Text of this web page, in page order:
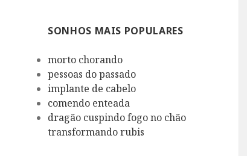
SONHOS MAIS POPULARES
morto chorando
pessoas do passado
implante de cabelo
comendo enteada
dragão cuspindo fogo no chão
transformando rubis